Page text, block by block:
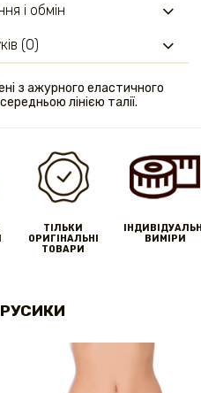
з ажурного еластичного
лінією талії.
і обмін
(0)
ТІЛЬКИ
ОРИГІНАЛЬНІ
ТОВАРИ
ВИМІРИ